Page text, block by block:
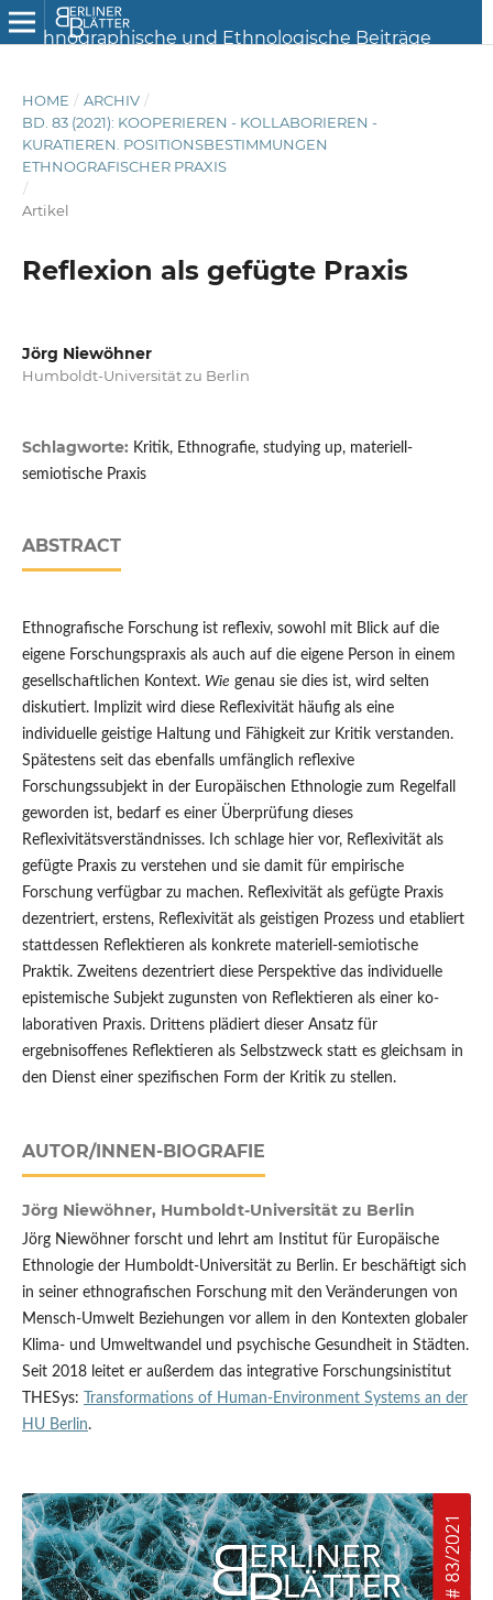
HOME / ARCHIV /
BD. 83 (2021): KOOPERIEREN - KOLLABORIEREN -
KURATIEREN. POSITIONSBESTIMMUNGEN
ETHNOGRAFISCHER PRAXIS
/
Artikel
Reflexion als gefügte Praxis
Jörg Niewöhner
Humboldt-Universität zu Berlin
Schlagworte: Kritik, Ethnografie, studying up, materiell-
semiotische Praxis
ABSTRACT
Ethnografische Forschung ist reflexiv, sowohl mit Blick auf die
eigene Forschungspraxis als auch auf die eigene Person in einem
gesellschaftlichen Kontext. Wie genau sie dies ist, wird selten
diskutiert. Implizit wird diese Reflexivität häufig als eine
individuelle geistige Haltung und Fähigkeit zur Kritik verstanden.
Spätestens seit das ebenfalls umfänglich reflexive
Forschungssubjekt in der Europäischen Ethnologie zum Regelfall
geworden ist, bedarf es einer Überprüfung dieses
Reflexivitätsverständnisses. Ich schlage hier vor, Reflexivität als
gefügte Praxis zu verstehen und sie damit für empirische
Forschung verfügbar zu machen. Reflexivität als gefügte Praxis
dezentriert, erstens, Reflexivität als geistigen Prozess und etabliert
stattdessen Reflektieren als konkrete materiell-semiotische
Praktik. Zweitens dezentriert diese Perspektive das individuelle
epistemische Subjekt zugunsten von Reflektieren als einer ko-
laborativen Praxis. Drittens plädiert dieser Ansatz für
ergebnisoffenes Reflektieren als Selbstzweck statt es gleichsam in
den Dienst einer spezifischen Form der Kritik zu stellen.
AUTOR/INNEN-BIOGRAFIE
Jörg Niewöhner, Humboldt-Universität zu Berlin
Jörg Niewöhner forscht und lehrt am Institut für Europäische
Ethnologie der Humboldt-Universität zu Berlin. Er beschäftigt sich
in seiner ethnografischen Forschung mit den Veränderungen von
Mensch-Umwelt Beziehungen vor allem in den Kontexten globaler
Klima- und Umweltwandel und psychische Gesundheit in Städten.
Seit 2018 leitet er außerdem das integrative Forschungsinistitut
THESys:
Transformations of Human-Environment Systems an der
HU Berlin.